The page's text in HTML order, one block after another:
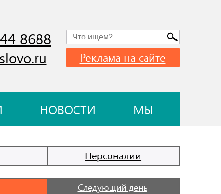
8688
Реклама на сайте
НОВОСТИ МЫ
Персоналии
Следующий день